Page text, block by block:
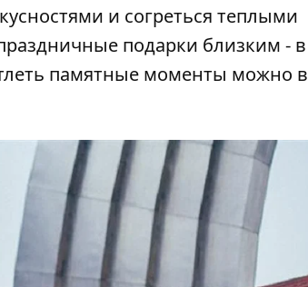
и согреться теплыми
подарки близким - в
памятные моменты можно в